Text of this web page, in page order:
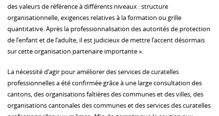
des valeurs de référence à différents niveaux : structure
organisationnelle, exigences relatives à la formation ou grille
quantitative. Après la professionnalisation des autorités de protection
de l’enfant et de l’adulte, il est judicieux de mettre l’accent désormais
sur cette organisation partenaire importante ».
La nécessité d’agir pour améliorer des services de curatelles
professionnelles a été confirmée grâce à une large consultation des
cantons, des organisations faîtières des communes et des villes, des
organisations cantonales des communes et des services des curatelles